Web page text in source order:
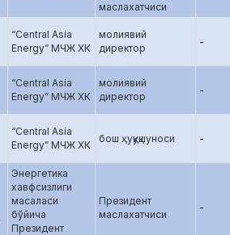
маслахатчиси
“Central Asia
Energy” МЧЖ ХК
молиявий
директор
-
“Central Asia
Energy” МЧЖ ХК
молиявий
директор
-
“Central Asia
Energy” МЧЖ ХК
бош ҳуқуқшуноси -
Энергетика
хавфсизлиги
масаласи
бўйича
Президент
Президент
маслахатчиси
-